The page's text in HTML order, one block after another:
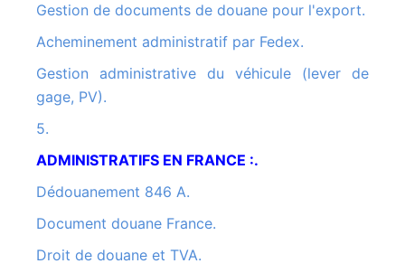
Gestion de documents de douane pour l'export.
Acheminement administratif par Fedex.
Gestion administrative du véhicule (lever de
gage, PV).
5.
ADMINISTRATIFS EN FRANCE :.
Dédouanement 846 A.
Document douane France.
Droit de douane et TVA.